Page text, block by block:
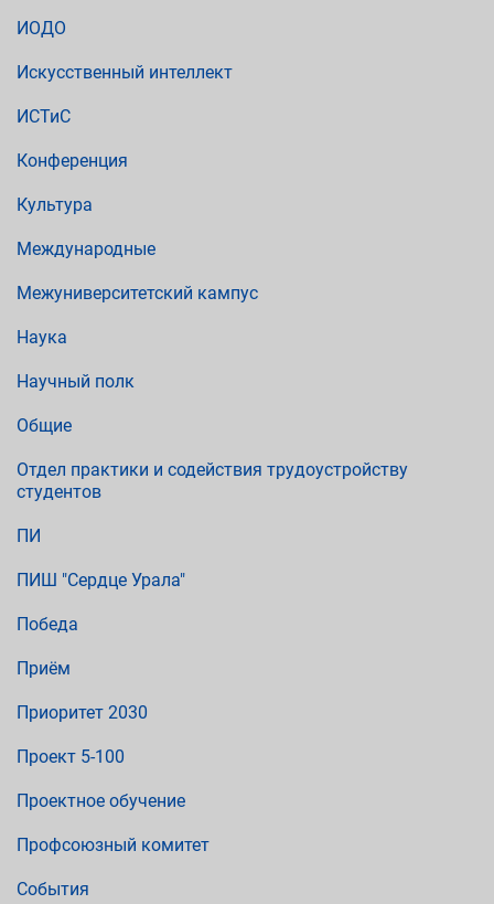
ИОДО
Искусственный интеллект
ИСТиС
Конференция
Культура
Международные
Межуниверситетский кампус
Наука
Научный полк
Общие
Отдел практики и содействия трудоустройству
студентов
ПИ
ПИШ "Сердце Урала"
Победа
Приём
Приоритет 2030
Проект 5-100
Проектное обучение
Профсоюзный комитет
События